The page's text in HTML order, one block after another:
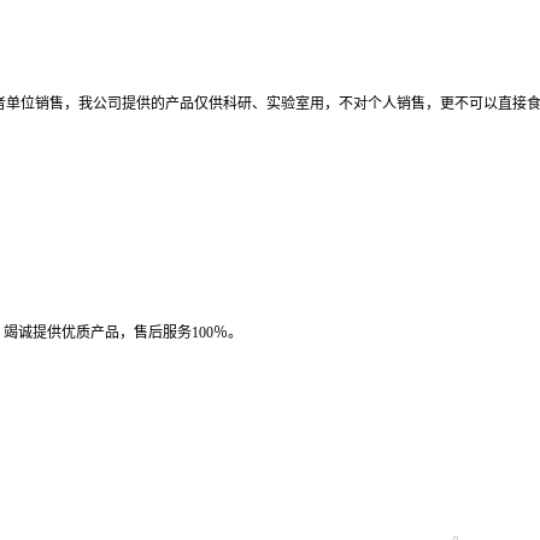
位销售，我公司提供的产品仅供科研、实验室用，不对个人销售，更不可以直接
诚提供优质产品，售后服务100％。